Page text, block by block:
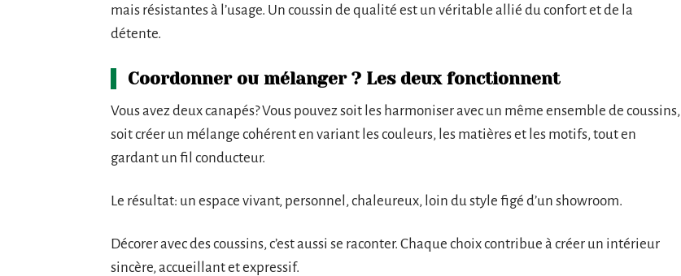
mais résistantes à l’usage. Un coussin de qualité est un véritable allié du confort et de la
détente.
Coordonner ou mélanger ? Les deux fonctionnent
Vous avez deux canapés? Vous pouvez soit les harmoniser avec un même ensemble de coussins,
soit créer un mélange cohérent en variant les couleurs, les matières et les motifs, tout en
gardant un fil conducteur.
Le résultat: un espace vivant, personnel, chaleureux, loin du style figé d’un showroom.
Décorer avec des coussins, c’est aussi se raconter. Chaque choix contribue à créer un intérieur
sincère, accueillant et expressif.